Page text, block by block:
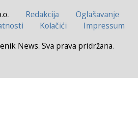
Redakcija
Oglašavanje
Kolačići
Impressum
News. Sva prava pridržana.